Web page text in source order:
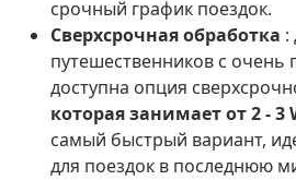
срочный график поездок.
Сверхсрочная обработка :
путешественников с
доступна опция
которая занимает от 2 - 3
самый быстрый вариант,
для поездок в последнюю